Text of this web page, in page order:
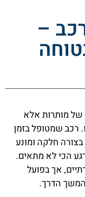
–
של מותרות אלא
רכב שמטופל בזמן
חלקה ומונע
הכי לא מתאים.
אך בפועל
הדרך.